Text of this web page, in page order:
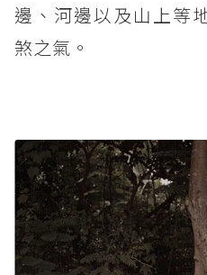
邊、河邊以及山上等
煞之氣。